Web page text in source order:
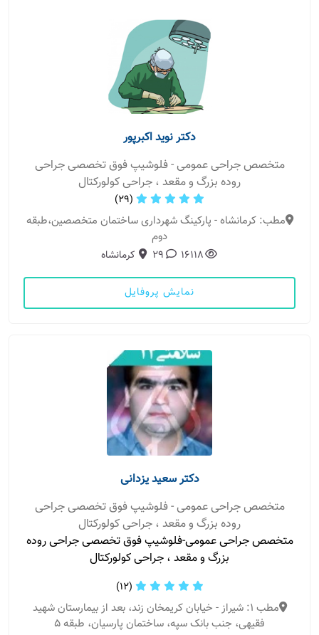
دکتر نوید اکبرپور
متخصص جراحی عمومی - فلوشیپ فوق تخصصی جراحی
روده بزرگ و مقعد ، جراحی کولورکتال
(29)
مطب: کرمانشاه - پارکینگ شهرداری ساختمان متخصصین،طبقه
دوم
16118
29 کرمانشاه
نمایش پروفایل
دکتر سعید یزدانی
متخصص جراحی عمومی - فلوشیپ فوق تخصصی جراحی
روده بزرگ و مقعد ، جراحی کولورکتال
متخصص جراحی عمومی-فلوشیپ فوق تخصصی جراحی روده
بزرگ و مقعد ، جراحی کولورکتال
(12)
مطب 1: شیراز - خیابان کریمخان زند، بعد از بیمارستان شهید
فقیهی، جنب بانک سپه، ساختمان پارسیان، طبقه 5